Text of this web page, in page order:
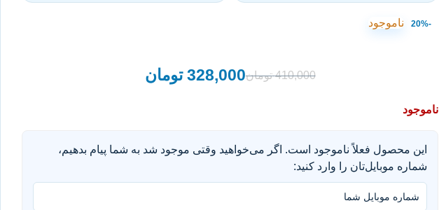
-20% ناموجود
410,000 تومان328,000 تومان
ناموجود
این محصول فعلاً ناموجود است. اگر می‌خواهید وقتی موجود شد به شما پیام بدهیم،
شماره موبایل‌تان را وارد کنید: